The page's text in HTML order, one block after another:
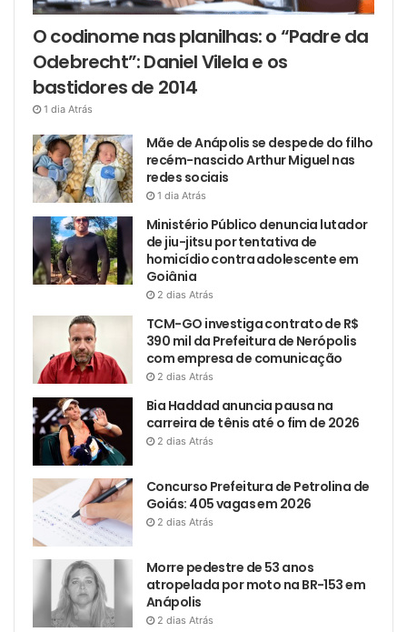
O codinome nas planilhas: o “Padre da
Odebrecht”: Daniel Vilela e os
bastidores de 2014
1 dia Atrás
Mãe de Anápolis se despede do filho
recém-nascido Arthur Miguel nas
redes sociais
1 dia Atrás
Ministério Público denuncia lutador
de jiu-jitsu por tentativa de
homicídio contra adolescente em
Goiânia
2 dias Atrás
TCM-GO investiga contrato de R$
390 mil da Prefeitura de Nerópolis
com empresa de comunicação
2 dias Atrás
Bia Haddad anuncia pausa na
carreira de tênis até o fim de 2026
2 dias Atrás
Concurso Prefeitura de Petrolina de
Goiás: 405 vagas em 2026
2 dias Atrás
Morre pedestre de 53 anos
atropelada por moto na BR-153 em
Anápolis
2 dias Atrás